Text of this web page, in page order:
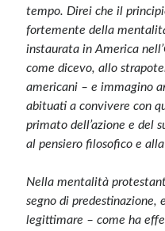
tempo. Direi che il
fortemente della
instaurata in America
come dicevo, allo
americani – e immagino
abituati a convivere con
primato dell’azione e del
al pensiero filosofico e
Nella mentalità
segno di predestinazione,
legittimare – come ha